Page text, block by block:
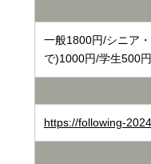
一般1800円/シニア
で)1000円/学生500
https://following-